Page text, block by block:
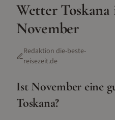
WetterToskana
November
Redaktion die-beste-
reisezeit.de
Ist November eine
Toskana?